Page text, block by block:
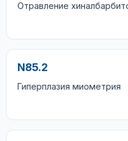
Отравление
N85.2
Гиперплазия миометрия